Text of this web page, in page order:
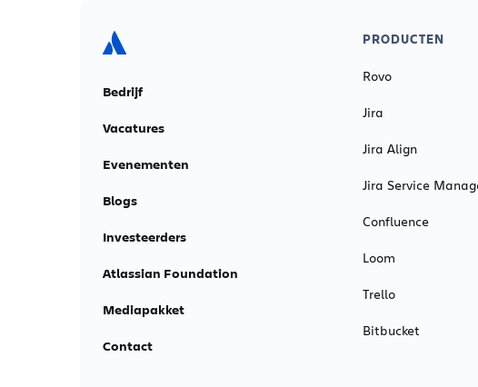
Bedrijf
Vacatures
Evenementen
Blogs
Investeerders
Atlassian Foundation
Mediapakket
Contact
PRODUCTEN
Rovo
Jira
Jira Align
Jira Service
Confluence
Loom
Trello
Bitbucket